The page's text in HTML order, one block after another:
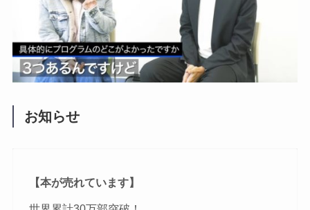
お知らせ
【本が売れています】